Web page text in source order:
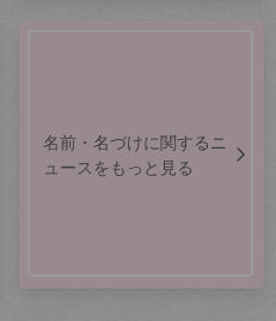
名前・名づけに関するニ
ュースをもっと見る